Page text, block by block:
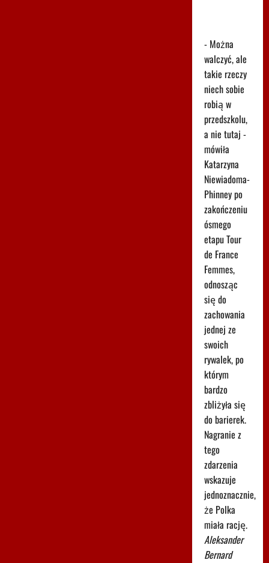
- Można
walczyć, ale
takie rzeczy
niech sobie
robią w
przedszkolu,
a nie tutaj -
mówiła
Katarzyna
Niewiadoma-
Phinney po
zakończeniu
ósmego
etapu Tour
de France
Femmes,
odnosząc
się do
zachowania
jednej ze
swoich
rywalek, po
którym
bardzo
zbliżyła się
do barierek.
Nagranie z
tego
zdarzenia
wskazuje
jednoznacznie,
że Polka
miała rację.
Aleksander
Bernard